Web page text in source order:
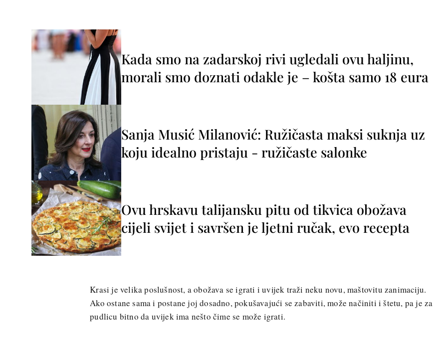
Kada smo na zadarskoj rivi ugledali ovu haljinu,
morali smo doznati odakle je – košta samo 18 eura
Sanja Musić Milanović: Ružičasta maksi suknja uz
koju idealno pristaju - ružičaste salonke
Ovu hrskavu talijansku pitu od tikvica obožava
cijeli svijet i savršen je ljetni ručak, evo recepta
Krasi je velika poslušnost, a obožava se igrati i uvijek traži neku novu, maštovitu zanimaciju.
Ako ostane sama i postane joj dosadno, pokušavajući se zabaviti, može načiniti i štetu, pa je za
pudlicu bitno da uvijek ima nešto čime se može igrati.